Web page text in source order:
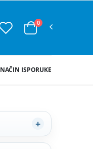
0
NAČIN ISPORUKE